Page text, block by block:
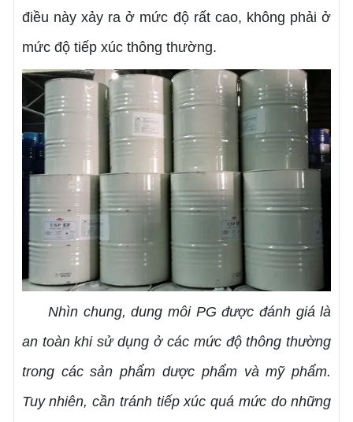
điều này xảy ra ở mức độ rất cao, không phải ở
mức độ tiếp xúc thông thường.
Nhìn chung, dung môi PG được đánh giá là
an toàn khi sử dụng ở các mức độ thông thường
trong các sản phẩm dược phẩm và mỹ phẩm.
Tuy nhiên, cần tránh tiếp xúc quá mức do những